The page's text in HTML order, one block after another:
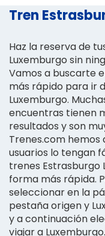
Tren
Haz la reserva de
Luxemburgo sin
Vamos a buscarte
más rápido para ir
Luxemburgo.
encuentras tienen
resultados y son
Trenes.com hemos
usuarios lo tengan
trenes Estrasburgo
forma más rápida.
seleccionar en la
pestaña origen y
y a continuación
viajar a